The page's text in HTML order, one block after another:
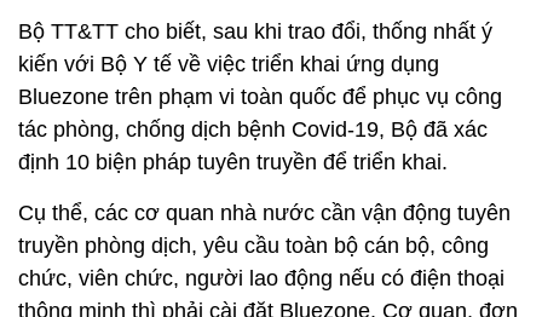
Bộ TT&TT cho biết, sau khi trao đổi, thống nhất ý
kiến với Bộ Y tế về việc triển khai ứng dụng
Bluezone trên phạm vi toàn quốc để phục vụ công
tác phòng, chống dịch bệnh Covid-19, Bộ đã xác
định 10 biện pháp tuyên truyền để triển khai.
Cụ thể, các cơ quan nhà nước cần vận động tuyên
truyền phòng dịch, yêu cầu toàn bộ cán bộ, công
chức, viên chức, người lao động nếu có điện thoại
thông minh thì phải cài đặt Bluezone. Cơ quan, đơn